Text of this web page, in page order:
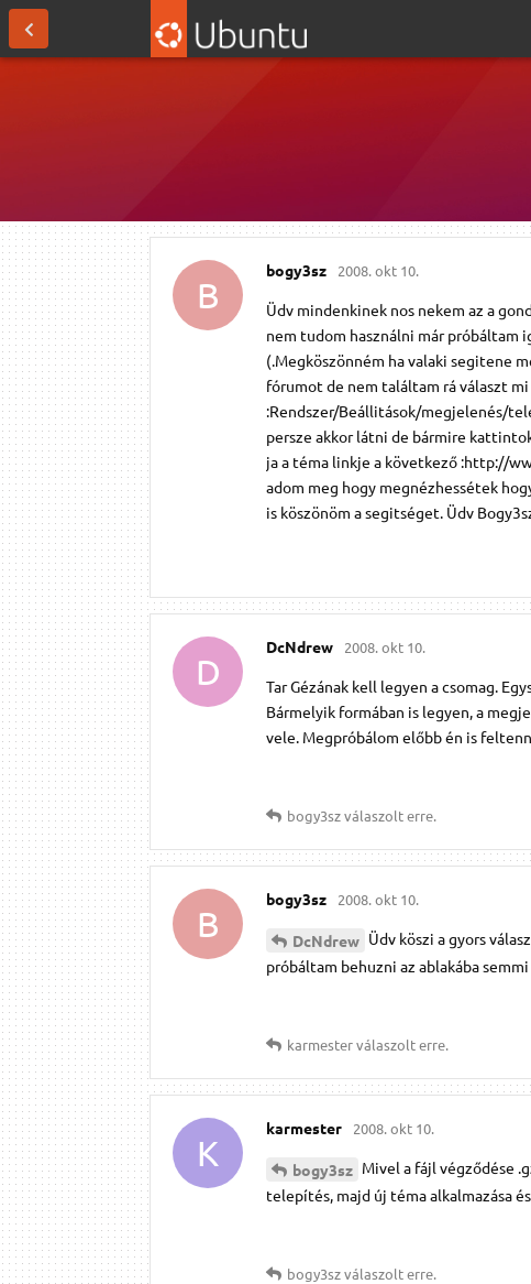
B
bogy3sz 2008. okt 10.
Üdv mindenkinek nos nekem az a
nem tudom használni már próbáltam
(.Megköszönném ha valaki segitene
fórumot de nem találtam rá választ
:Rendszer/Beállitások/megjelenés/
persze akkor látni de bármire
ja a téma linkje a következő :http://
adom meg hogy megnézhessétek
is köszönöm a segitséget. Üdv
D
DcNdrew 2008. okt 10.
Tar Gézának kell legyen a csomag.
Bármelyik formában is legyen, a
vele. Megpróbálom előbb én is
bogy3szválaszolt erre.
B
bogy3sz 2008. okt 10.
DcNdrew Üdv köszi a gyors
próbáltam behuzni az ablakába
karmesterválaszolt erre.
K
karmester 2008. okt 10.
bogy3sz Mivel a fájl végződése
telepítés, majd új téma alkalmazása
bogy3szválaszolt erre.